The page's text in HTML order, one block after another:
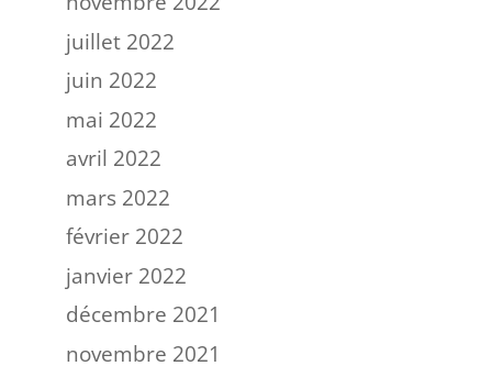
juillet 2022
juin 2022
mai 2022
avril 2022
mars 2022
février 2022
janvier 2022
décembre 2021
novembre 2021